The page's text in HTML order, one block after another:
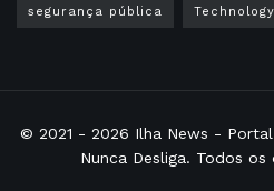
segurança pública Technology
© 2021 - 2026 Ilha News -
Nunca Desliga. Todos os